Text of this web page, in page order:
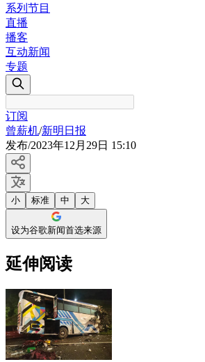
系列节目
直播
播客
互动新闻
专题
订阅
曾薪机/新明日报
发布/2023年12月29日 15:10
小 标准 中 大
设为谷歌新闻首选来源
延伸阅读